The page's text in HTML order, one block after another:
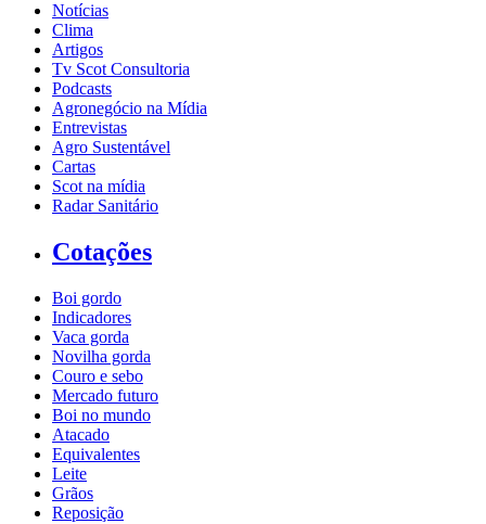
Notícias
Clima
Artigos
Tv Scot Consultoria
Podcasts
Agronegócio na Mídia
Entrevistas
Agro Sustentável
Cartas
Scot na mídia
Radar Sanitário
Cotações
Boi gordo
Indicadores
Vaca gorda
Novilha gorda
Couro e sebo
Mercado futuro
Boi no mundo
Atacado
Equivalentes
Leite
Grãos
Reposição